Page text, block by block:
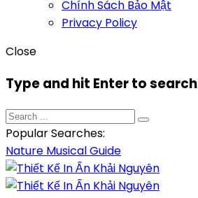
Chính Sách Bảo Mật
Privacy Policy
Close
Type and hit Enter to search
Popular Searches:
Nature MusicalGuide